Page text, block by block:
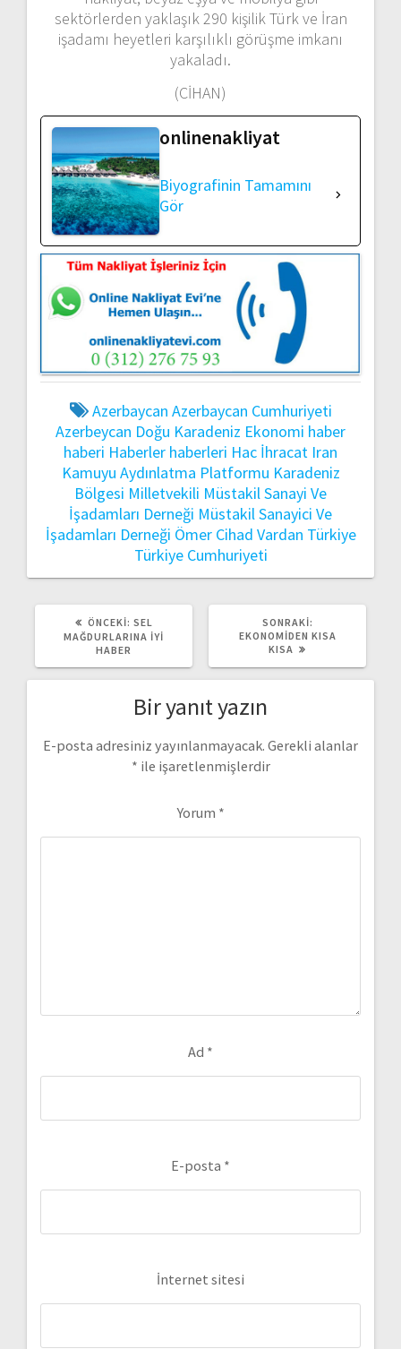
sektörlerden yaklaşık 290 kişilik Türk ve İran
işadamı heyetleri karşılıklı görüşme imkanı
yakaladı.
(CİHAN)
onlinenakliyat
Biyografinin Tamamını
Gör
Azerbaycan Azerbaycan Cumhuriyeti
Azerbeycan Doğu Karadeniz Ekonomi haber
haberi Haberler haberleri Hac İhracat Iran
Kamuyu Aydınlatma Platformu Karadeniz
Bölgesi Milletvekili Müstakil Sanayi Ve
İşadamları Derneği Müstakil Sanayici Ve
İşadamları Derneği Ömer Cihad Vardan Türkiye
Türkiye Cumhuriyeti
ÖNCEKI: ÖNCEKI
YAZI:
SEL
MAĞDURLARINA İYI
HABER
SONRAKI:
YAZI:
EKONOMIDEN KISA
KISA
Bir yanıt yazın
E-posta adresiniz yayınlanmayacak. Gerekli alanlar
* ile işaretlenmişlerdir
Yorum *
Ad *
E-posta *
İnternet sitesi